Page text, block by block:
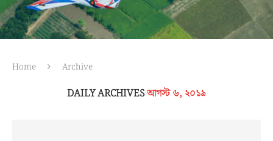
Home Archive
DAILY ARCHIVESআগস্ট ৬, ২০১৯